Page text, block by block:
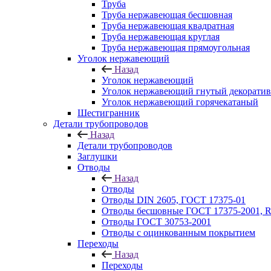
Труба
Труба нержавеющая бесшовная
Труба нержавеющая квадратная
Труба нержавеющая круглая
Труба нержавеющая прямоугольная
Уголок нержавеющий
Назад
Уголок нержавеющий
Уголок нержавеющий гнутый
Уголок нержавеющий горячекатаный
Шестигранник
Детали трубопроводов
Назад
Детали трубопроводов
Заглушки
Отводы
Назад
Отводы
Отводы DIN 2605, ГОСТ 17375-01
Отводы бесшовные ГОСТ 17375-2001,
Отводы ГОСТ 30753-2001
Отводы с оцинкованным покрытием
Переходы
Назад
Переходы